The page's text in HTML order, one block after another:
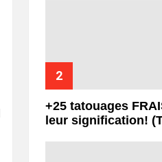
+25 tatouages
leur signification!